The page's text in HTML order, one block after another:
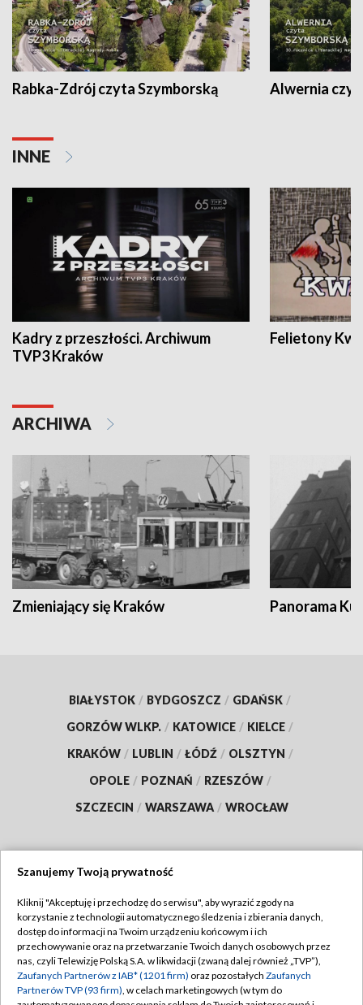
Rabka-Zdrój czyta Szymborską Alwernia
INNE
Kadry z przeszłości. Archiwum
TVP3 Kraków
Felietony
ARCHIWA
Zmieniający się Kraków Panorama
BIAŁYSTOK / BYDGOSZCZ / GDAŃSK /
GORZÓW WLKP. / KATOWICE / KIELCE /
KRAKÓW / LUBLIN / ŁÓDŹ / OLSZTYN /
OPOLE / POZNAŃ / RZESZÓW /
SZCZECIN / WARSZAWA / WROCŁAW
TVP
Abonament TVP
Emisja w TVP
Centrum informacji TVP
Regulamin TVP
Polityka prywatności
Szanujemy Twoją prywatność
Kliknij "Akceptuję i przechodzę do serwisu", aby wyrazić zgody na
korzystanie z technologii automatycznego śledzenia i zbierania danych,
dostęp do informacji na Twoim urządzeniu końcowym i ich
przechowywanie oraz na przetwarzanie Twoich danych osobowych przez
nas, czyli Telewizję Polską S.A. w likwidacji (zwaną dalej również „TVP”),
Zaufanych Partnerów z IAB* (1201 firm) oraz pozostałych Zaufanych
Partnerów TVP (93 firm), w celach marketingowych (w tym do